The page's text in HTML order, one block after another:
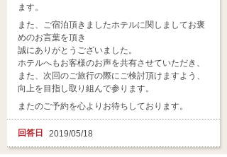
ます。
また、ご宿泊頂きましたホテルに関しましてお褒
めのお言葉を頂き
誠にありがとうございました。
ホテルへもお客様のお声を共有させていただき、
また、次回のご旅行の際にご検討頂けますよう、
向上を目指し取り組んで参ります。
またのご予約を心よりお待ちしております。
回答日 2019/05/18